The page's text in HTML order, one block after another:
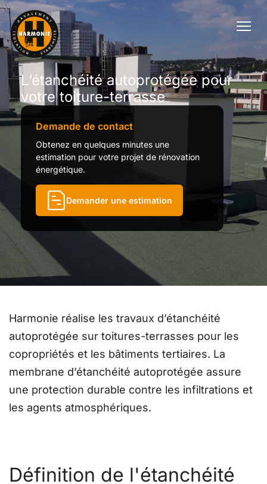
L’étanchéité autoprotégée pour
votre toiture-terrasse
Demande de contact
Obtenez en quelques minutes une
estimation pour votre projet de rénovation
énergétique.
Demander une estimation
Harmonie réalise les travaux d’étanchéité
autoprotégée sur toitures-terrasses pour les
copropriétés et les bâtiments tertiaires. La
membrane d’étanchéité autoprotégée assure
une protection durable contre les infiltrations et
les agents atmosphériques.
Définition de l'étanchéité